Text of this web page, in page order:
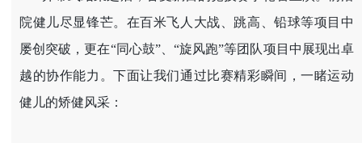
院健儿尽显锋芒。在百米飞人大战、跳高、铅球等项目中
屡创突破，更在“同心鼓”、“旋风跑”等团队项目中展现出卓
越的协作能力。下面让我们通过比赛精彩瞬间，一睹运动
健儿的矫健风采：